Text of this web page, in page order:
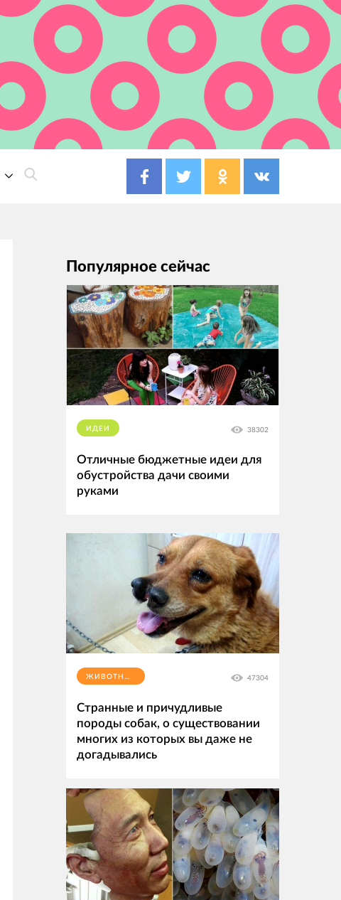
Популярное сейчас
ИДЕИ 38302
Отличные бюджетные идеи для
обустройства дачи своими
руками
ЖИВОТНЫЕ 47304
Странные и причудливые
породы собак, о существовании
многих из которых вы даже не
догадывались